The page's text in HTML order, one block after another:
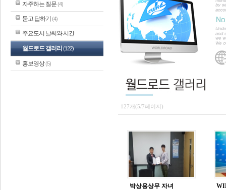
자주하는 질문(4)
묻고 답하기 (4)
주요도시 날씨와 시간
월드로드 갤러리(122)
홍보영상(5)
127개(5/7페이지)
박상용상무 자녀